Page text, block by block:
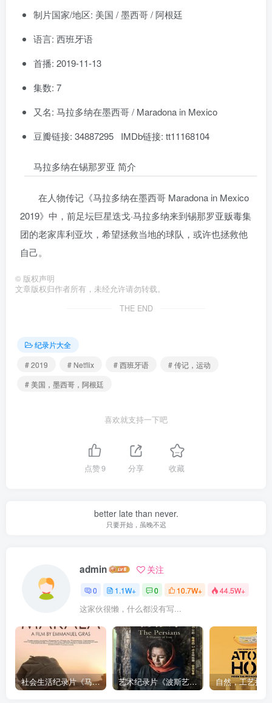
制片国家/地区: 美国 / 墨西哥 / 阿根廷
语言: 西班牙语
首播: 2019-11-13
集数: 7
又名: 马拉多纳在墨西哥 / Maradona in Mexico
豆瓣链接: 34887295 IMDb链接: tt11168104
马拉多纳在锡那罗亚 简介
在人物传记《马拉多纳在墨西哥 Maradona in Mexico
2019》中，前足坛巨星迭戈·马拉多纳来到锡那罗亚贩毒集
团的老家库利亚坎，希望拯救当地的球队，或许也拯救他
自己。
© 版权声明
文章版权归作者所有，未经允许请勿转载。
THE END
纪录片大全
# 2019
# Netflix # 西班牙语
# 传记，运动
# 美国，墨西哥，阿根廷
喜欢就支持一下吧
点赞9 分享 收藏
better late than never.
只要开始，虽晚不迟
admin 关注
0 1.1W+ 0 10.7W+ 44.5W+
这家伙很懒，什么都没有写...
社会生活纪录片《马加拉 Makala》下载 艺术纪录片《波斯艺术 Art of Persia》下载